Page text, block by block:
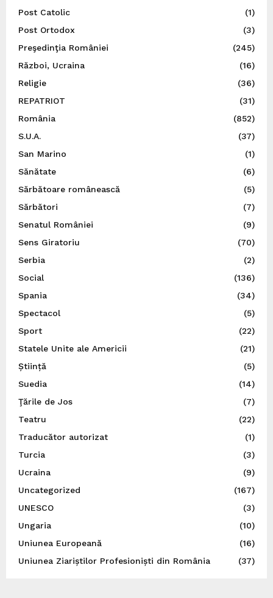
Post Catolic
(1)
Post Ortodox
(3)
Preşedinţia României
(245)
Război, Ucraina
(16)
Religie
(36)
REPATRIOT
(31)
România
(852)
S.U.A.
(37)
San Marino
(1)
Sănătate
(6)
Sărbătoare românească
(5)
Sărbători
(7)
Senatul României
(9)
Sens Giratoriu
(70)
Serbia
(2)
Social
(136)
Spania
(34)
Spectacol
(5)
Sport
(22)
Statele Unite ale Americii
(21)
Știință
(5)
Suedia
(14)
Ţările de Jos
(7)
Teatru
(22)
Traducător autorizat
(1)
Turcia
(3)
Ucraina
(9)
Uncategorized
(167)
UNESCO
(3)
Ungaria
(10)
Uniunea Europeană
(16)
Uniunea Ziariștilor Profesioniști din România
(37)